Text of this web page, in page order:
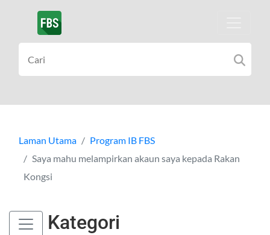
Laman Utama
Program IB FBS
Saya mahu melampirkan akaun saya kepada Rakan
Kongsi
Kategori